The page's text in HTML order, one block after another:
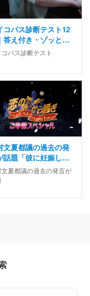
コパス診断テスト12
答え付き・ゾッとす
名な心理テスト
パス診断テスト
文夏都議の過去の発
話題「彼に妊娠した
」「慰謝料1500万
夏都議の過去の発言が